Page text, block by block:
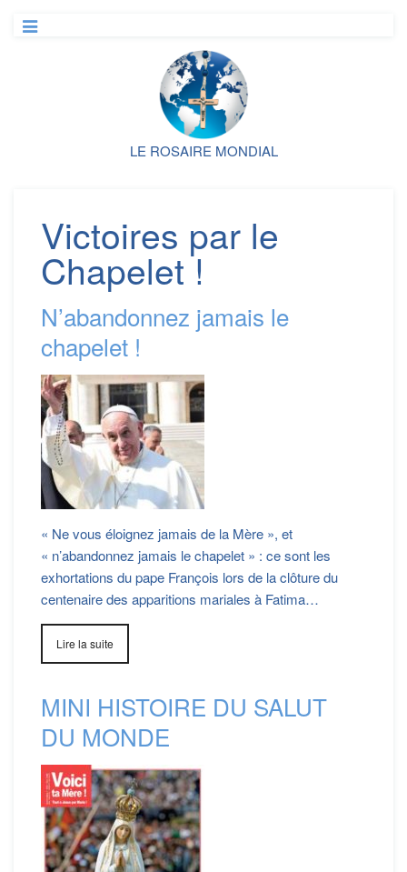
LE ROSAIRE MONDIAL
Victoires par le
Chapelet !
N’abandonnez jamais le
chapelet !
« Ne vous éloignez jamais de la Mère », et
« n’abandonnez jamais le chapelet » : ce sont les
exhortations du pape François lors de la clôture du
centenaire des apparitions mariales à Fatima…
Lire la suite
MINI HISTOIRE DU SALUT
DU MONDE